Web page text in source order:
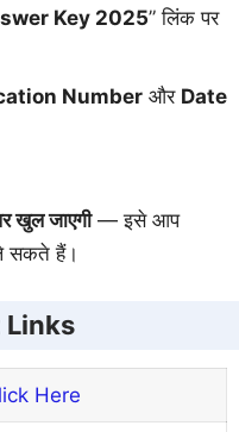
Key 2025” लिंक पर
Number और Date
खुल जाएगी— इसे आप
सकते हैं।
Here